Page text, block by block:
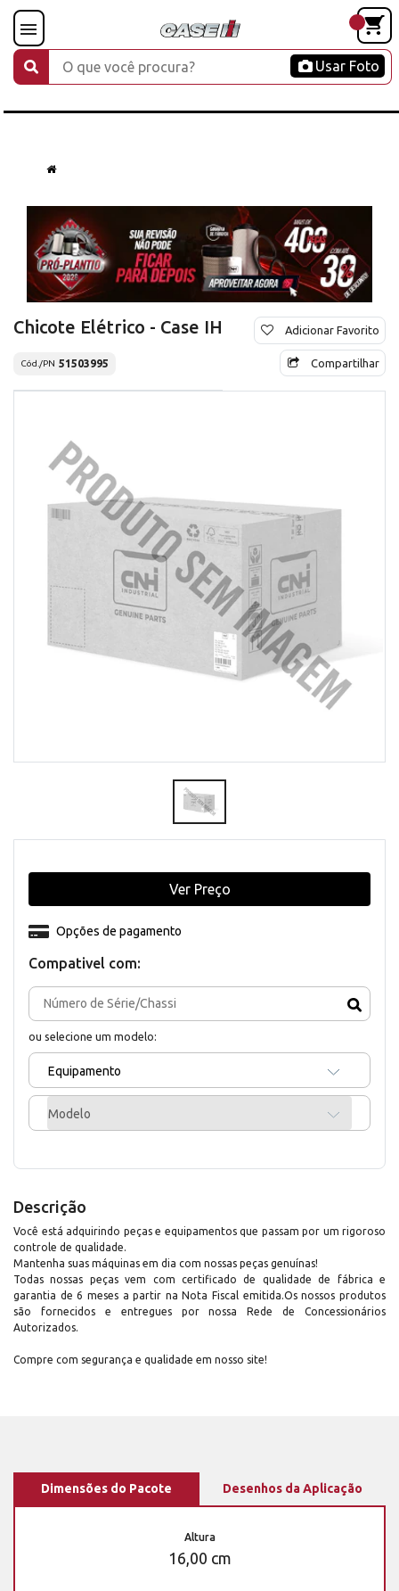
Usar Foto
Chicote Elétrico - Case IH
Cód./PN 51503995
Adicionar Favorito
Compartilhar
Compativel com:
ou selecione um modelo:
Equipamento
Modelo
Opções de pagamento
Ver Preço
Descrição
Você está adquirindo peças e equipamentos que passam por um rigoroso
controle de qualidade.
Mantenha suas máquinas em dia com nossas peças genuínas!
Todas nossas peças vem com certificado de qualidade de fábrica e
garantia de 6 meses a partir na Nota Fiscal emitida.Os nossos produtos
são fornecidos e entregues por nossa Rede de Concessionários
Autorizados.
Compre com segurança e qualidade em nosso site!
Dimensões do Pacote Desenhos da Aplicação
Altura
16,00 cm